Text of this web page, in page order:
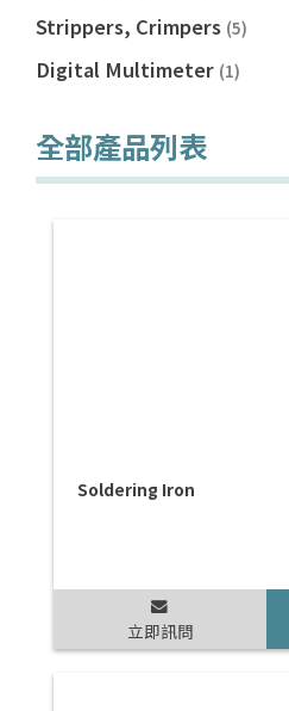
Strippers, Crimpers (5)
Digital Multimeter (1)
全部產品列表
Soldering Iron
立即訊問